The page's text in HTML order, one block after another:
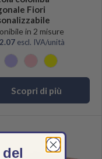
Fiori
in 2 misure
escl. IVA/unità
LillaRosaGiallo
Scopri di più